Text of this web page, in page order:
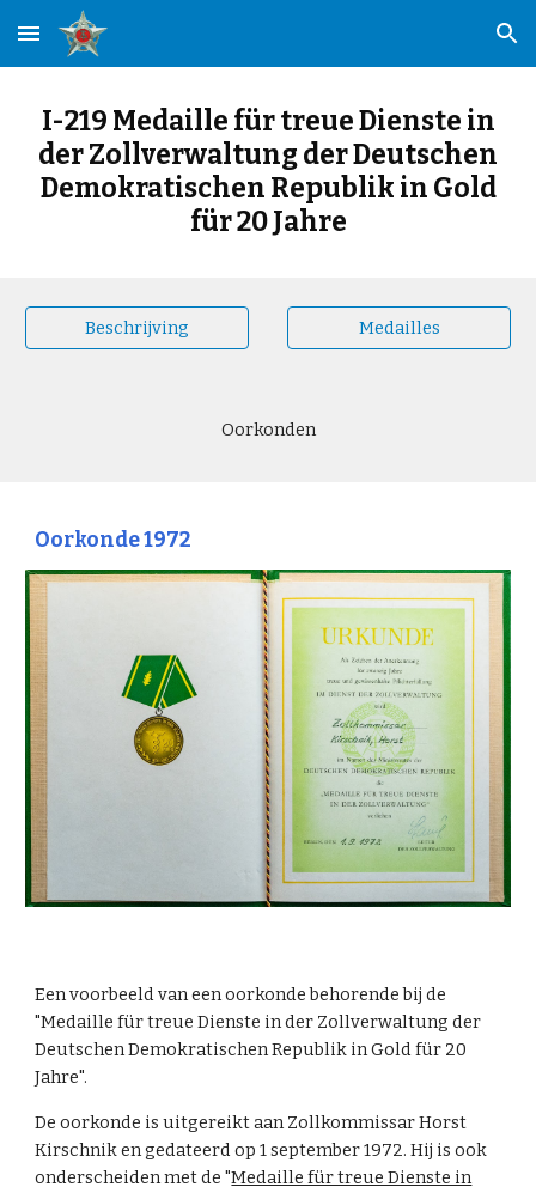
Skip to main content Skip to navigation
I-219 Medaille für treue Dienste in
der Zollverwaltung der Deutschen
Demokratischen Republik in Gold
für 20 Jahre
Beschrijving Medailles
Oorkonden
Oorkonde 1972
Een voorbeeld van een oorkonde behorende bij de
"Medaille für treue Dienste in der Zollverwaltung der
Deutschen Demokratischen Republik in Gold für 20
Jahre".
De oorkonde is uitgereikt aan Zollkommissar Horst
Kirschnik en gedateerd op 1 september 1972. Hij is ook
onderscheiden met de "Medaille für treue Dienste in